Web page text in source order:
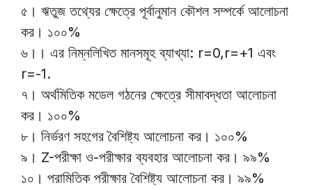
৫। ঋতুজ তথ্যের ক্ষেত্রে পূর্বানুমান কৌশল সম্পর্কে আলোচনা
কর। ১০০%
৬।। এর নিম্নলিখিত মানসমূহ ব্যাখ্যা: r=0,r=+1 এবং
r=-1.
৭। অর্থমিতিক মডেল গঠনের ক্ষেত্রে সীমাবদ্ধতা আলোচনা
কর। ১০০%
৮। নির্ভরণ সহগের বৈশিষ্ট্য আলোচনা কর। ১০০%
৯। Z-পরীক্ষা ও-পরীক্ষার ব্যবহার আলোচনা কর। ৯৯%
১০। পরামিতিক পরীক্ষার বৈশিষ্ট্য আলোচনা কর। ৯৯%